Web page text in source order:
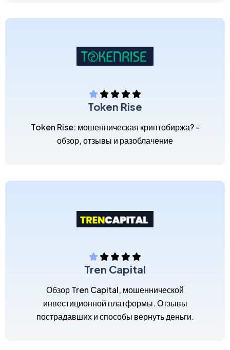
Token Rise
Token Rise: мошенническая криптобиржа? -
обзор, отзывы и разоблачение
Tren Capital
Обзор Tren Capital, мошеннической
инвестиционной платформы. Отзывы
пострадавших и способы вернуть деньги.